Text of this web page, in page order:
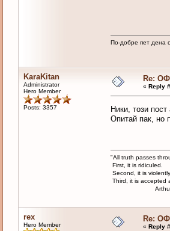
По-добре пет дена
KaraKitan
Administrator
Hero Member
Posts: 3357
Re:
« Reply
Ники, този
Опитай пак, но
"All truth passes
First, it is ridiculed.
Second, it is
Third, it is accepted
Arthur
/1788-
rex
Hero Member
Re:
« Reply